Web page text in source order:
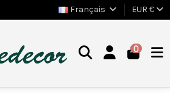
Français EUR €
0